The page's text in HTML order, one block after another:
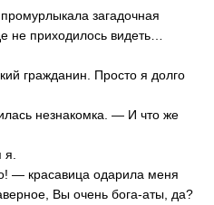
загадочная
приходилось видеть…
гражданин. Просто я долго
незнакомка. — И что же
— красавица одарила меня
Вы очень бога-аты, да?